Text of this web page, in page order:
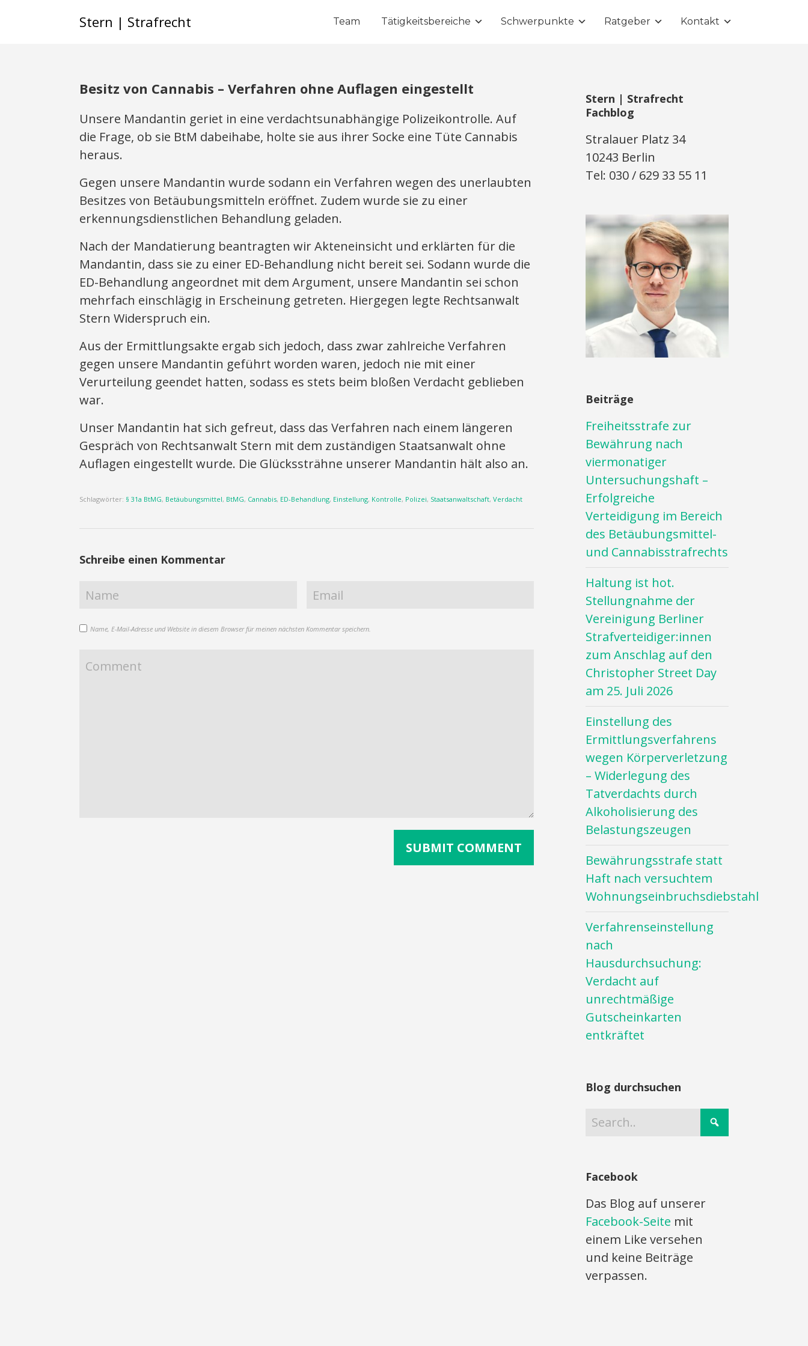
Stern | Strafrecht Team Tätigkeitsbereiche Schwerpunkte Ratgeber Kontakt
Besitz von Cannabis – Verfahren ohne Auflagen eingestellt
Unsere Mandantin geriet in eine verdachtsunabhängige Polizeikontrolle. Auf
die Frage, ob sie BtM dabeihabe, holte sie aus ihrer Socke eine Tüte Cannabis
heraus.
Gegen unsere Mandantin wurde sodann ein Verfahren wegen des unerlaubten
Besitzes von Betäubungsmitteln eröffnet. Zudem wurde sie zu einer
erkennungsdienstlichen Behandlung geladen.
Nach der Mandatierung beantragten wir Akteneinsicht und erklärten für die
Mandantin, dass sie zu einer ED-Behandlung nicht bereit sei. Sodann wurde die
ED-Behandlung angeordnet mit dem Argument, unsere Mandantin sei schon
mehrfach einschlägig in Erscheinung getreten. Hiergegen legte Rechtsanwalt
Stern Widerspruch ein.
Aus der Ermittlungsakte ergab sich jedoch, dass zwar zahlreiche Verfahren
gegen unsere Mandantin geführt worden waren, jedoch nie mit einer
Verurteilung geendet hatten, sodass es stets beim bloßen Verdacht geblieben
war.
Unser Mandantin hat sich gefreut, dass das Verfahren nach einem längeren
Gespräch von Rechtsanwalt Stern mit dem zuständigen Staatsanwalt ohne
Auflagen eingestellt wurde. Die Glückssträhne unserer Mandantin hält also an.
Schlagwörter: § 31a BtMG, Betäubungsmittel, BtMG, Cannabis, ED-Behandlung, Einstellung, Kontrolle, Polizei, Staatsanwaltschaft, Verdacht
Schreibe einen Kommentar
Name, E-Mail-Adresse und Website in diesem Browser für meinen nächsten Kommentar speichern.
Stern | Strafrecht
Fachblog
Stralauer Platz 34
10243 Berlin
Tel: 030 / 629 33 55 11
Beiträge
Freiheitsstrafe zur
Bewährung nach
viermonatiger
Untersuchungshaft –
Erfolgreiche
Verteidigung im Bereich
des Betäubungsmittel-
und Cannabisstrafrechts
Haltung ist hot.
Stellungnahme der
Vereinigung Berliner
Strafverteidiger:innen
zum Anschlag auf den
Christopher Street Day
am 25. Juli 2026
Einstellung des
Ermittlungsverfahrens
wegen Körperverletzung
– Widerlegung des
Tatverdachts durch
Alkoholisierung des
Belastungszeugen
Bewährungsstrafe statt
Haft nach versuchtem
Wohnungseinbruchsdiebstahl
Verfahrenseinstellung
nach
Hausdurchsuchung:
Verdacht auf
unrechtmäßige
Gutscheinkarten
entkräftet
Blog durchsuchen
Facebook
Das Blog auf unserer
Facebook-Seite mit
einem Like versehen
und keine Beiträge
verpassen.